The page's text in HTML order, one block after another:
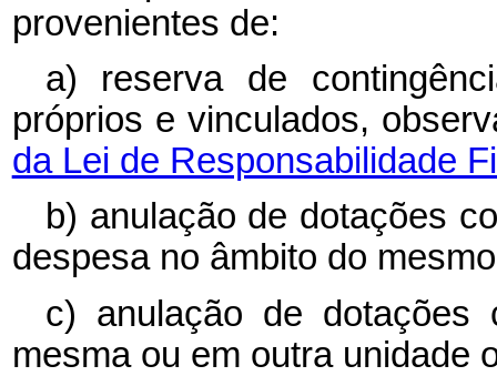
provenientes de:
a) reserva de
próprios e vinculados,
da Lei de Responsabilidade
b) anulação de dotações
despesa no âmbito do
c) anulação de dotações
mesma ou em outra unidade